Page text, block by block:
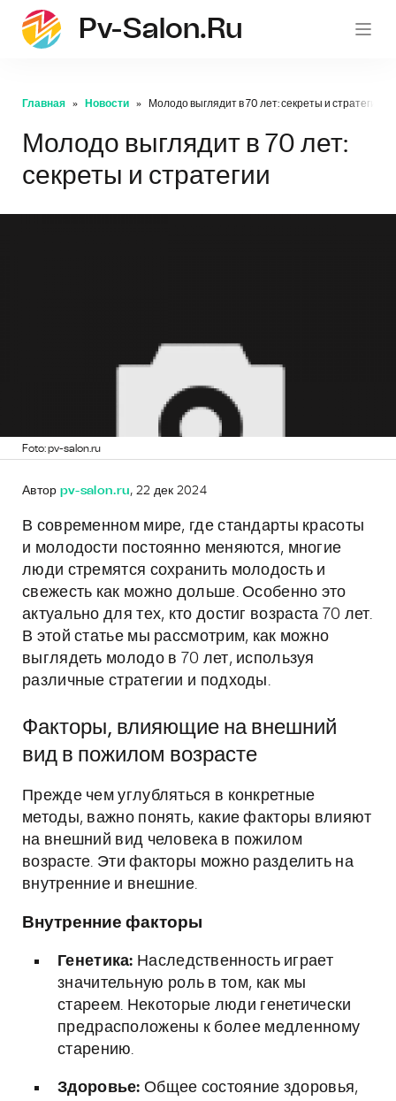
pv-
Pv-Salon.ru
Главная Новости Молодо выглядит в 70 лет: секреты и стратегии
Молодо выглядит в 70 лет:
секреты и стратегии
Foto: pv-salon.ru
Автор pv-salon.ru, 22 дек 2024
В современном мире, где стандарты красоты
и молодости постоянно меняются, многие
люди стремятся сохранить молодость и
свежесть как можно дольше. Особенно это
актуально для тех, кто достиг возраста 70 лет.
В этой статье мы рассмотрим, как можно
выглядеть молодо в 70 лет, используя
различные стратегии и подходы.
Факторы, влияющие на внешний
вид в пожилом возрасте
Прежде чем углубляться в конкретные
методы, важно понять, какие факторы влияют
на внешний вид человека в пожилом
возрасте. Эти факторы можно разделить на
внутренние и внешние.
Внутренние факторы
Генетика: Наследственность играет
значительную роль в том, как мы
стареем. Некоторые люди генетически
предрасположены к более медленному
старению.
Здоровье: Общее состояние здоровья,